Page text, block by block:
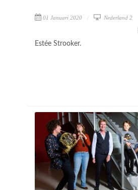
01 Januari 2020 Nederland 2
Estée Strooker.